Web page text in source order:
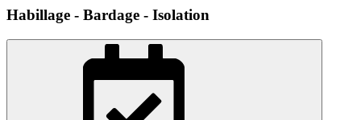
Habillage - Bardage - Isolation